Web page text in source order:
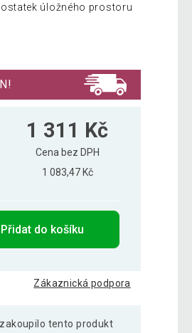
úložného prostoru
1 311 Kč
Cena bez DPH
1 083,47 Kč
Přidat do košíku
Zákaznická podpora
tento produkt